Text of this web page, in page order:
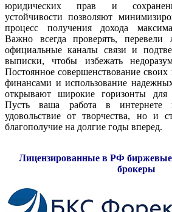
юридических прав и
устойчивости позволяют
процесс получения дохода
Важно всегда проверять, перевели
официальные каналы связи и
выписки, чтобы избежать
Постоянное совершенствование
финансами и использование
открывают широкие горизонты для
Пусть ваша работа в интернете
удовольствие от творчества, но и
благополучие на долгие годы вперед.
Лицензированные в РФ
брокеры